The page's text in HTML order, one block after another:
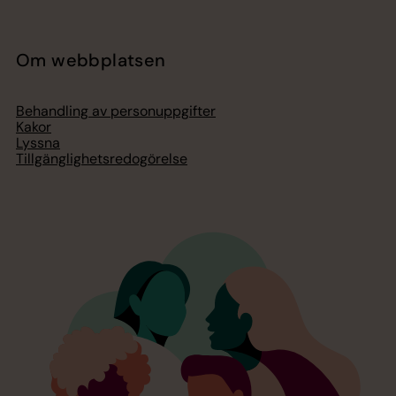
Om webbplatsen
Behandling av personuppgifter
Kakor
Lyssna
Tillgänglighetsredogörelse